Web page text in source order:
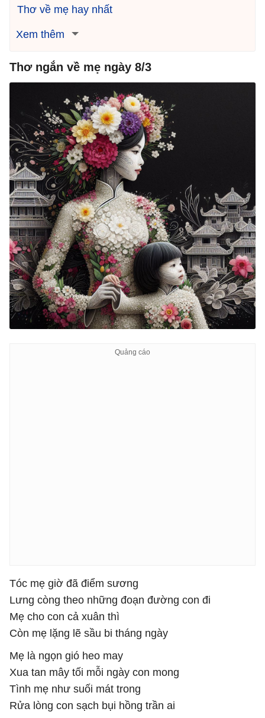
Thơ về mẹ hay nhất
Xem thêm
Thơ ngắn về mẹ ngày 8/3
Tóc mẹ giờ đã điểm sương
Lưng còng theo những đoạn đường con đi
Mẹ cho con cả xuân thì
Còn mẹ lặng lẽ sầu bi tháng ngày
Mẹ là ngọn gió heo may
Xua tan mây tối mỗi ngày con mong
Tình mẹ như suối mát trong
Rửa lòng con sạch bụi hồng trần ai